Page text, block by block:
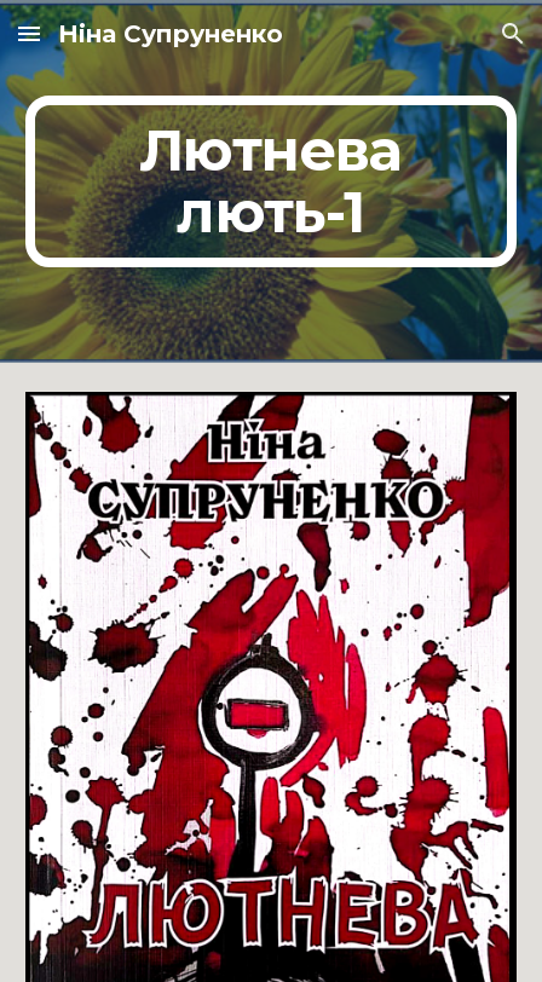
Skip to main content Skip to navigation
Ніна Супруненко
Лютнева
лють-1